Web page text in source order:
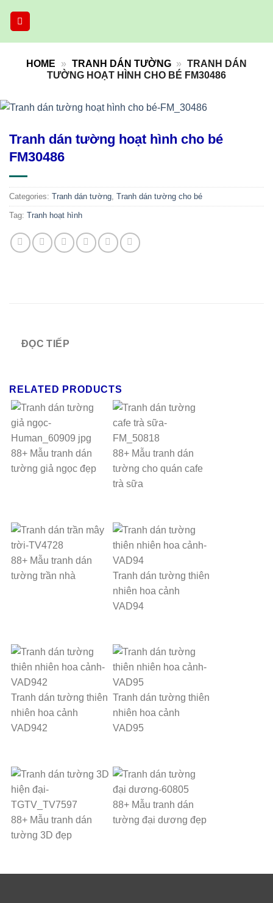
HOME » TRANH DÁN TƯỜNG » TRANH DÁN
TƯỜNG HOẠT HÌNH CHO BÉ FM30486
Tranh dán tường hoạt hình cho bé
FM30486
Categories: Tranh dán tường, Tranh dán tường cho bé
Tag: Tranh hoạt hình
ĐỌC TIẾP
RELATED PRODUCTS
88+ Mẫu tranh dán
tường giả ngọc đẹp
88+ Mẫu tranh dán
tường cho quán cafe
trà sữa
88+ Mẫu tranh dán
tường trần nhà
Tranh dán tường thiên
nhiên hoa cảnh
VAD94
Tranh dán tường thiên
nhiên hoa cảnh
VAD942
Tranh dán tường thiên
nhiên hoa cảnh
VAD95
88+ Mẫu tranh dán
tường 3D đẹp
88+ Mẫu tranh dán
tường đại dương đẹp